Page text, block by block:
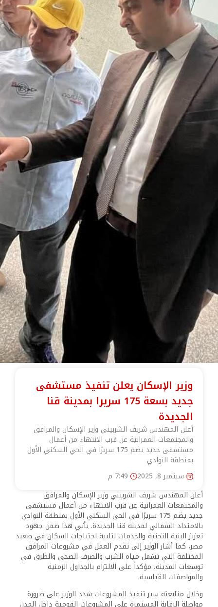
وزير الإسكان يعلن تنفيذ مستشفى
جديد بسعة 175 سريرا بمدينة قنا
الجديدة
أعلن المهندس شريف الشربيني وزير الإسكان والمرافق
والمجتمعات العمرانية عن قرب الانتهاء من أعمال
مستشفى جديد يضم 175 سريرًا في الحي السكني الأول
بمنطقة النوادي
سبتمبر 8, 2025
7:49 م
أعلن المهندس شريف الشربيني وزير الإسكان والمرافق
والمجتمعات العمرانية عن قرب الانتهاء من أعمال مستشفى
جديد يضم 175 سريرًا في الحي السكني الأول بمنطقة النوادي
بالامتداد الشمالي لمدينة قنا الجديدة. يأتي هذا ضمن جهود
تعزيز البنية التحتية والخدمات لتلبية احتياجات السكان في صعيد
مصر، كما أشار الوزير إلى تقدم العمل في مشروعات المرافق
المختلفة التي تشمل مياه الشرب والصرف الصحي والطرق في
توسعات المدينة، مؤكداً على الالتزام بالجداول الزمنية
والمواصفات القياسية.
وخلال متابعته سير تنفيذ المشروعات شدد الوزير على ضرورة
مواصلة الرقابة المستمرة على المشروعات القومية داخل المدن